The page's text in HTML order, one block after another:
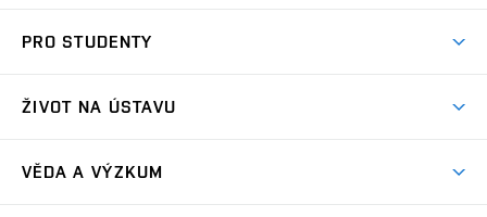
Letní škola architektury
PRO STUDENTY
Závěrečné práce a státní zkoušky
ŽIVOT NA ÚSTAVU
VĚDA A VÝZKUM